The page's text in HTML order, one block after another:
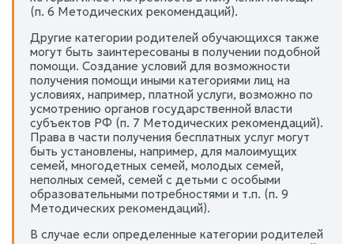
(п. 6 Методических рекомендаций).
Другие категории родителей обучающихся также
могут быть заинтересованы в получении подобной
помощи. Создание условий для возможности
получения помощи иными категориями лиц на
условиях, например, платной услуги, возможно по
усмотрению органов государственной власти
субъектов РФ (п. 7 Методических рекомендаций).
Права в части получения бесплатных услуг могут
быть установлены, например, для малоимущих
семей, многодетных семей, молодых семей,
неполных семей, семей с детьми с особыми
образовательными потребностями и т.п. (п. 9
Методических рекомендаций).
В случае если определенные категории родителей